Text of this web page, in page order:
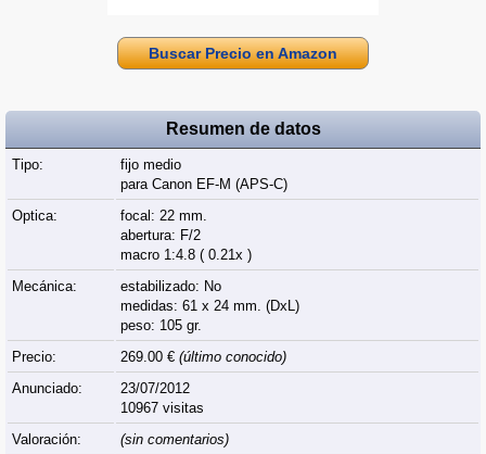
Buscar Precio en Amazon
Resumen de datos
Tipo:
fijo medio
para Canon EF-M (APS‑C)
Optica:
focal: 22 mm.
abertura: F/2
macro 1:4.8 ( 0.21x )
Mecánica:
estabilizado: No
medidas: 61 x 24 mm. (DxL)
peso: 105 gr.
Precio:
269.00 € (último conocido)
Anunciado:
23/07/2012
10967 visitas
Valoración:
(sin comentarios)